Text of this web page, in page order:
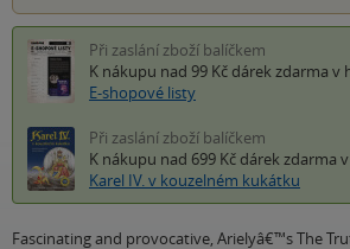
Při zaslání zboží balíčkem
K nákupu nad 99 Kč dárek zdarma v
E-shopové listy
Při zaslání zboží balíčkem
K nákupu nad 699 Kč dárek zdarma
Karel IV. v kouzelném kukátku
Fascinating and provocative, Arielyâ€™s The